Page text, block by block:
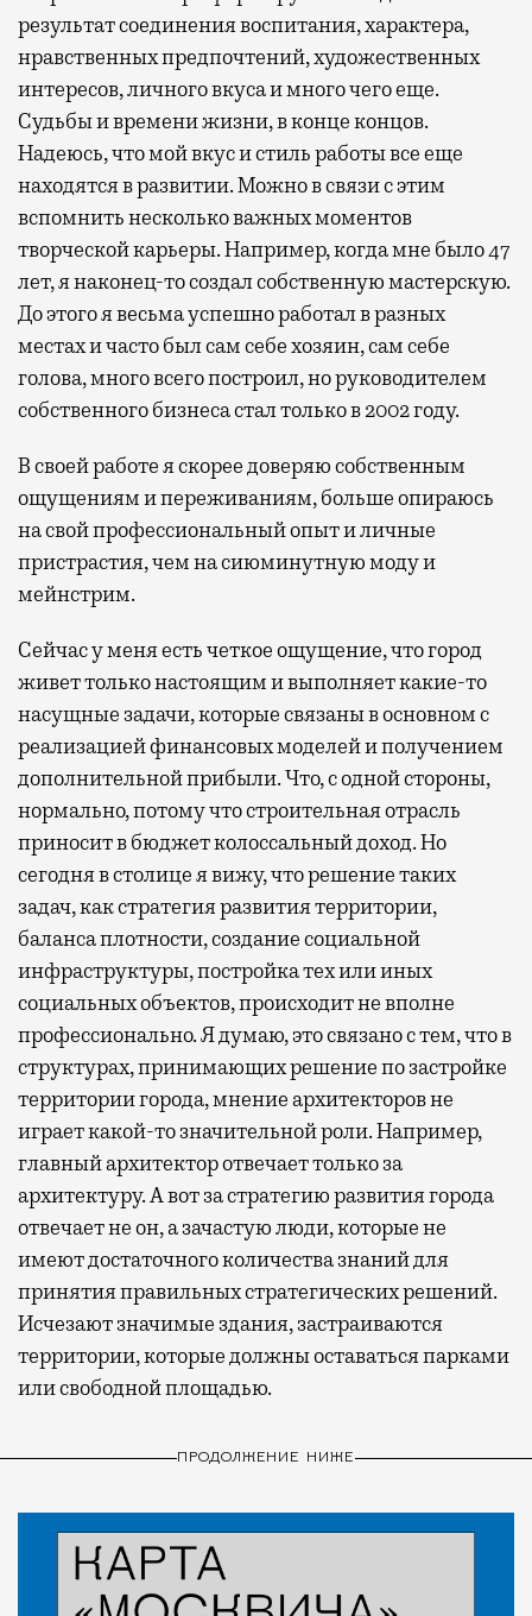
результат соединения воспитания, характера,
нравственных предпочтений, художественных
интересов, личного вкуса и много чего еще.
Судьбы и времени жизни, в конце концов.
Надеюсь, что мой вкус и стиль работы все еще
находятся в развитии. Можно в связи с этим
вспомнить несколько важных моментов
творческой карьеры. Например, когда мне было 47
лет, я наконец-то создал собственную мастерскую.
До этого я весьма успешно работал в разных
местах и часто был сам себе хозяин, сам себе
голова, много всего построил, но руководителем
собственного бизнеса стал только в 2002 году.
В своей работе я скорее доверяю собственным
ощущениям и переживаниям, больше опираюсь
на свой профессиональный опыт и личные
пристрастия, чем на сиюминутную моду и
мейнстрим.
Сейчас у меня есть четкое ощущение, что город
живет только настоящим и выполняет какие-то
насущные задачи, которые связаны в основном с
реализацией финансовых моделей и получением
дополнительной прибыли. Что, с одной стороны,
нормально, потому что строительная отрасль
приносит в бюджет колоссальный доход. Но
сегодня в столице я вижу, что решение таких
задач, как стратегия развития территории,
баланса плотности, создание социальной
инфраструктуры, постройка тех или иных
социальных объектов, происходит не вполне
профессионально. Я думаю, это связано с тем, что в
структурах, принимающих решение по застройке
территории города, мнение архитекторов не
играет какой-то значительной роли. Например,
главный архитектор отвечает только за
архитектуру. А вот за стратегию развития города
отвечает не он, а зачастую люди, которые не
имеют достаточного количества знаний для
принятия правильных стратегических решений.
Исчезают значимые здания, застраиваются
территории, которые должны оставаться парками
или свободной площадью.
ПРОДОЛЖЕНИЕ НИЖЕ